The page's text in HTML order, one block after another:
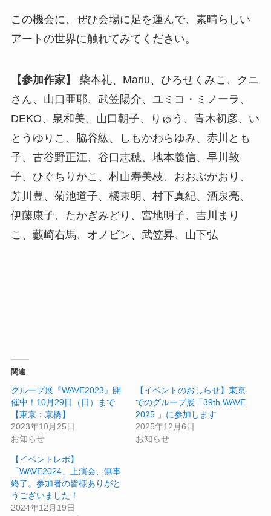
この機会に、ぜひ会場に足を運んで、素晴らしい
アートの世界に触れてみてください。
【参加作家】
柴本礼、Mariu、ひろせくみこ、クニ
さん、山口亜耶、武笠陽介、ユミコ・ミノーラ、
DEKO、泉和美、山口朝子、りゅう、青木初彦、い
とうゆりこ、脇谷紘、しもかわらゆみ、赤川とも
子、古谷野正江、谷口志穂、地本義信、早川敦
子、ひぐちりかこ、村山寿美枝、おおぶかおり、
芳川豊、菊池道子、橘東明、村下真紀、酒泉亮、
伊藤康子、たかぎみどり、宮地明子、吉川まり
こ、藪崎右馬、オノビン、武笠昇、山下弘
関連
グループ展『WAVE2023』開
催中！10月29日（日）まで
【東京：京橋】
2023年10月25日
お知らせ
【イベントのおしらせ】東京
でのグループ展「39th WAVE
2025 」に参加します
2025年12月6日
お知らせ
【イベントレポ】
「WAVE2024」上演会、無事
終了。参加者の皆様ありがと
うございました！
2024年12月19日